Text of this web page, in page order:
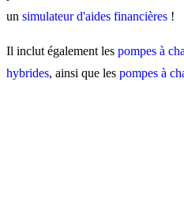
un simulateur d'aides financières !
Il inclut également les pompes à
hybrides, ainsi que les pompes à